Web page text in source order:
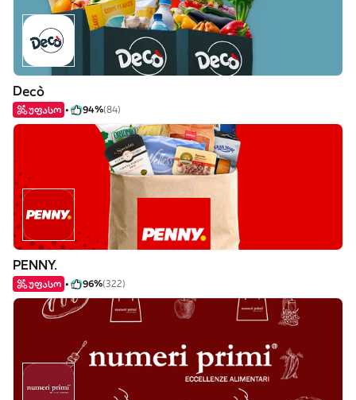
Decò
უფასო 94%(84)
PENNY.
უფასო 96%(322)